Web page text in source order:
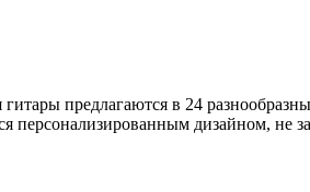
предлагаются в 24
дизайном, не